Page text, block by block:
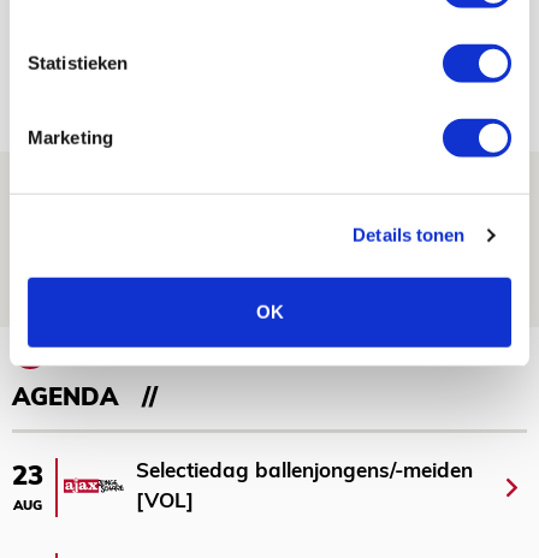
Statistieken
Marketing
Details tonen
OK
Shelbourne?
Laatste Kaarten Actie Ajax - sc
Heerenveen [UITVERKOCHT]
Bekijk meer
AGENDA
23
AUG
Selectiedag ballenjongens/-meiden
[VOL]